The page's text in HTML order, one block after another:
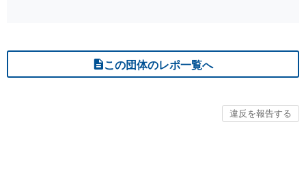
この団体のレポ一覧へ